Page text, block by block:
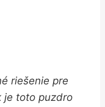
riešenie pre
je toto puzdro